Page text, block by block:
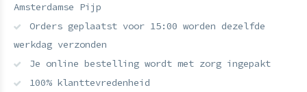
Amsterdamse Pijp
Orders geplaatst voor 15:00 worden dezelfde
werkdag verzonden
Je online bestelling wordt met zorg ingepakt
100% klanttevredenheid